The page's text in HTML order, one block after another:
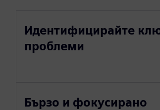
Идентифицирайте
проблеми
Бързо и фокусирано